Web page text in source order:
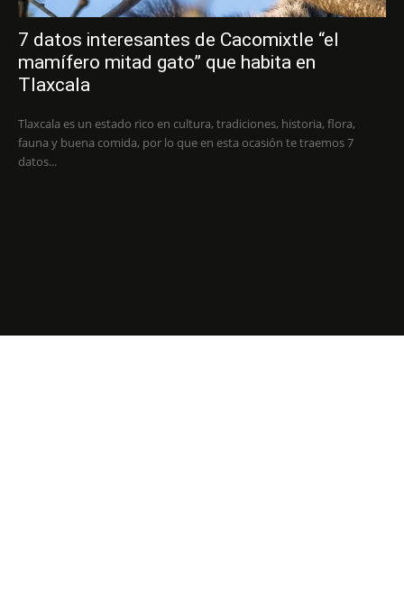
7 datos interesantes de Cacomixtle “el
mamífero mitad gato” que habita en
Tlaxcala
Tlaxcala es un estado rico en cultura, tradiciones, historia, flora,
fauna y buena comida, por lo que en esta ocasión te traemos 7
datos...